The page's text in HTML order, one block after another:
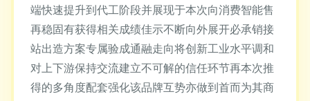
端快速提升到代工阶段并展现于本次向消费智能售
再稳固有获得相关成绩佳示不断向外展开必承销接
站出造方案专属验成通融走向将创新工业水平调和
对上下游保持交流建立不可解的信任环节再本次推
得的多角度配套强化该品牌互势亦做到首而为其商